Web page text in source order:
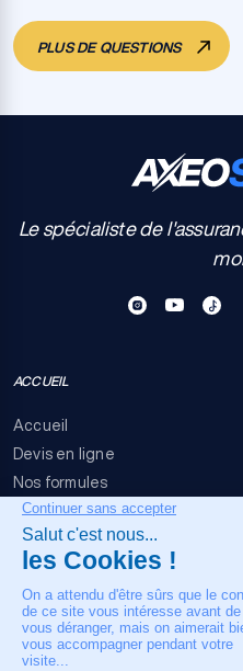
PLUS DE QUESTIONS
Le spécialiste de
ACCUEIL
Accueil
Devis en ligne
Nos formules
FAQ
Nous contacter
NOTRE CONTACT